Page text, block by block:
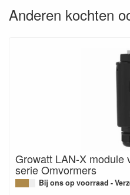
Anderen kochten
Growatt LAN-X module
serie Omvormers
Bij ons op voorraad -